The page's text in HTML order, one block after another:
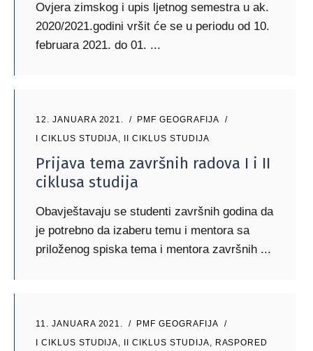
Ovjera zimskog i upis ljetnog semestra u ak.
2020/2021.godini vršit će se u periodu od 10.
februara 2021. do 01.
12. JANUARA 2021.
PMF GEOGRAFIJA
I CIKLUS STUDIJA, II CIKLUS STUDIJA
Prijava tema završnih radova I i II
ciklusa studija
Obavještavaju se studenti završnih godina da
je potrebno da izaberu temu i mentora sa
priloženog spiska tema i mentora završnih
11. JANUARA 2021.
PMF GEOGRAFIJA
I CIKLUS STUDIJA, II CIKLUS STUDIJA, RASPORED